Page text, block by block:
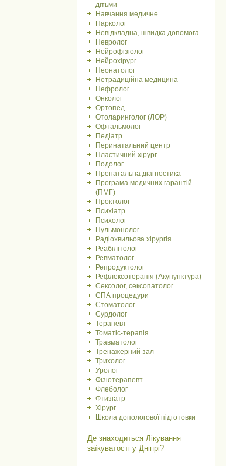
дітьми
Навчання медичне
Нарколог
Невідкладна, швидка допомога
Невролог
Нейрофізіолог
Нейрохірург
Неонатолог
Нетрадиційна медицина
Нефролог
Онколог
Ортопед
Отоларинголог (ЛОР)
Офтальмолог
Педіатр
Перинатальний центр
Пластичний хірург
Подолог
Пренатальна діагностика
Програма медичних гарантій
(ПМГ)
Проктолог
Психіатр
Психолог
Пульмонолог
Радіохвильова хірургія
Реабілітолог
Ревматолог
Репродуктолог
Рефлексотерапія (Акупунктура)
Сексолог, сексопатолог
СПА процедури
Стоматолог
Сурдолог
Терапевт
Томатіс-терапія
Травматолог
Тренажерний зал
Трихолог
Уролог
Фізіотерапевт
Флеболог
Фтизіатр
Хірург
Школа допологової підготовки
Де знаходиться Лікування
заїкуватості у Дніпрі?